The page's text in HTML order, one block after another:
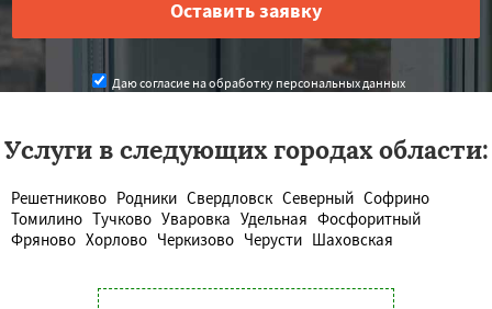
Даю согласие на обработку персональных данных
Услуги в следующих городах области:
Решетниково Родники Свердловск Северный Софрино
Томилино Тучково Уваровка Удельная Фосфоритный
Фряново Хорлово Черкизово Черусти Шаховская